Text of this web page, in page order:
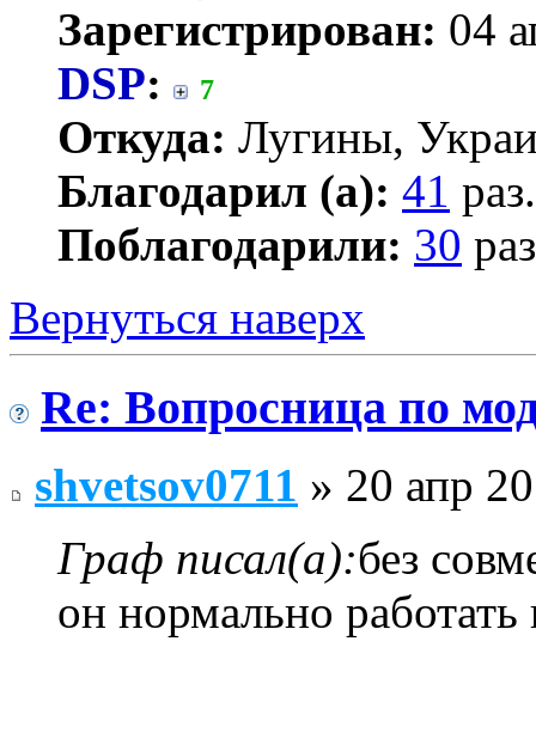
Зарегистрирован: 04
DSP: 7
Откуда: Лугины,
Благодарил (а): 41 раз.
Поблагодарили: 30
Вернуться наверх
Re: Вопросница по
shvetsov0711 » 20 апр
Граф писал(а):без
он нормально работать